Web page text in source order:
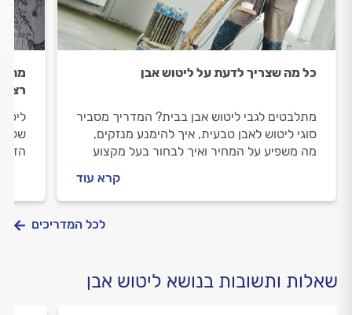
כל מה שצריך לדעת על ליטוש אבן
מתלבטים לגבי ליטוש אבן בבית? המדריך מסביר
סוגי ליטוש לאבן טבעית, איך להימנע מנזקים,
מה משפיע על המחיר ואיך לבחור בעל מקצוע
קרא עוד
של
לכל המדריכים
שאלות ותשובות בנושא ליטוש אבן